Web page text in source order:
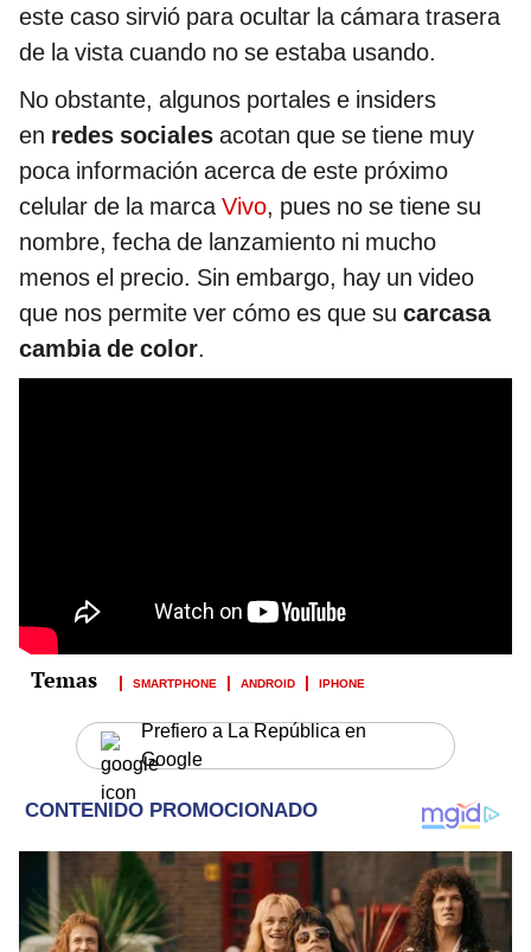
este caso sirvió para ocultar la cámara trasera
de la vista cuando no se estaba usando.
No obstante, algunos portales e insiders
en redes sociales acotan que se tiene muy
poca información acerca de este próximo
celular de la marca Vivo, pues no se tiene su
nombre, fecha de lanzamiento ni mucho
menos el precio. Sin embargo, hay un video
que nos permite ver cómo es que su carcasa
cambia de color.
SMARTPHONE ANDROID IPHONE
Prefiero a La República en
Google